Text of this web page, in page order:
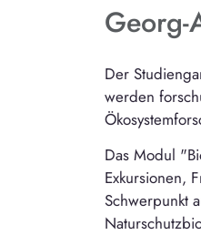
Georg-
Der
werden
Das Modul
Exkursionen,
Schwerpunkt